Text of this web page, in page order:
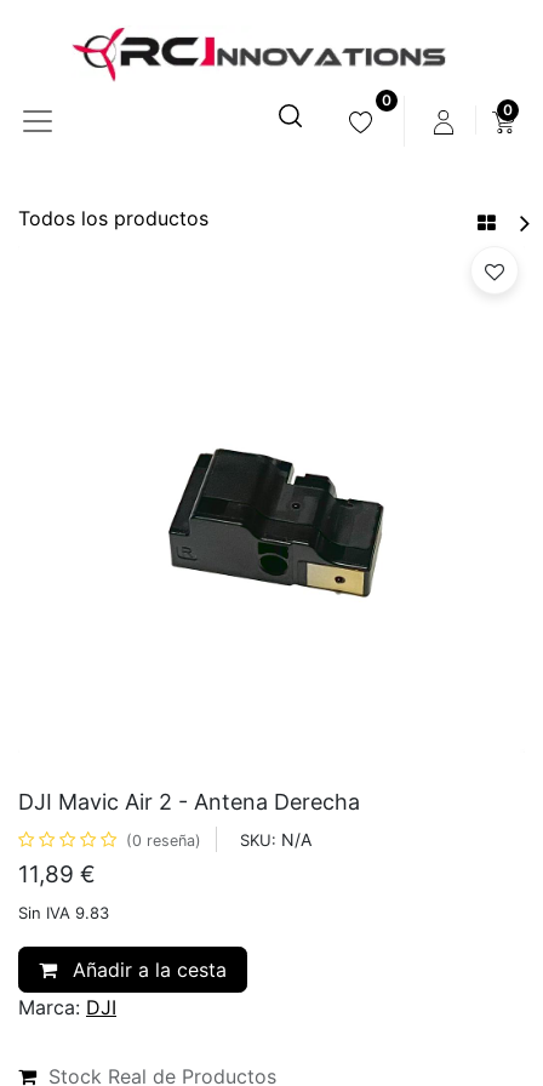
0
0
Todos los productos
DJI Mavic Air 2 - Antena Derecha
(0 reseña) SKU: N/A
11,89 €
Sin IVA 9.83
Añadir a la cesta
Marca: DJI
Stock Real de Productos